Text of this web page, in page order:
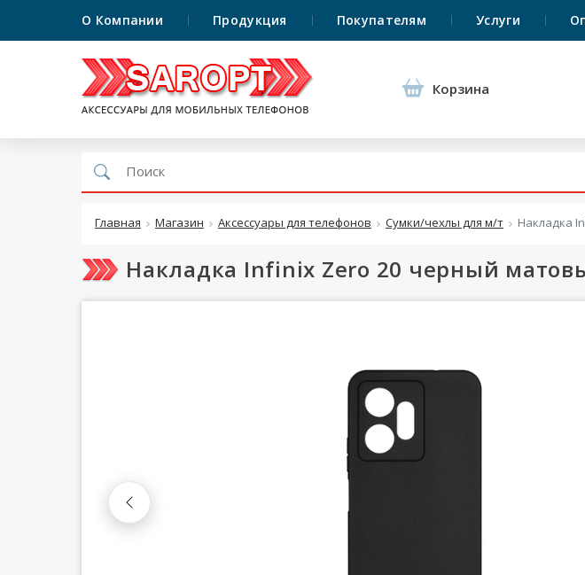
О Компании Продукция Покупателям Услуги
Корзина
Главная Магазин Аксессуары для телефонов Сумки/чехлы для м/т Накладка
Накладка Infinix Zero 20 черный